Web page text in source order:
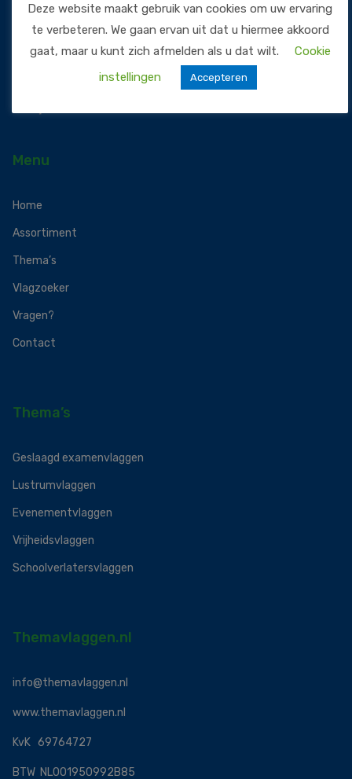
Menu
Home
Assortiment
Thema’s
Vlagzoeker
Vragen?
Contact
Thema’s
Geslaagd examenvlaggen
Lustrumvlaggen
Evenementvlaggen
Vrijheidsvlaggen
Schoolverlatersvlaggen
Themavlaggen.nl
info@themavlaggen.nl
www.themavlaggen.nl
KvK 69764727
BTW NL001950992B85
Deze website maakt gebruik van cookies om uw ervaring
te verbeteren. We gaan ervan uit dat u hiermee akkoord
gaat, maar u kunt zich afmelden als u dat wilt.
Cookie
instellingen
Accepteren